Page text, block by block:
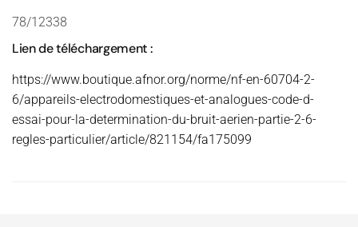
78/12338
Lien de téléchargement :
https://www.boutique.afnor.org/norme/nf-en-60704-2-
6/appareils-electrodomestiques-et-analogues-code-d-
essai-pour-la-determination-du-bruit-aerien-partie-2-6-
regles-particulier/article/821154/fa175099